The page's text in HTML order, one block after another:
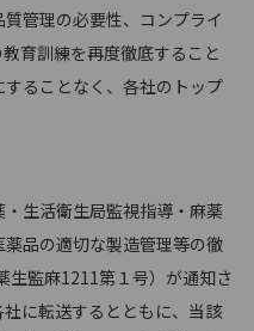
管理の必要性、コンプライ
育訓練を再度徹底すること
ることなく、各社のトップ
生活衛生局監視指導・麻薬
品の適切な製造管理等の徹
生監麻1211第１号）が通知さ
に転送するとともに、当該